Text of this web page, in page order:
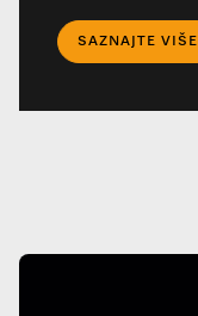
SAZNAJTE VIŠE